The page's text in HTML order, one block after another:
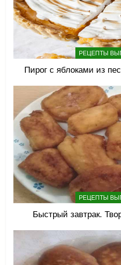
РЕЦЕПТЫ
Пирог с яблоками из
РЕЦЕПТЫ
Быстрый завтрак.